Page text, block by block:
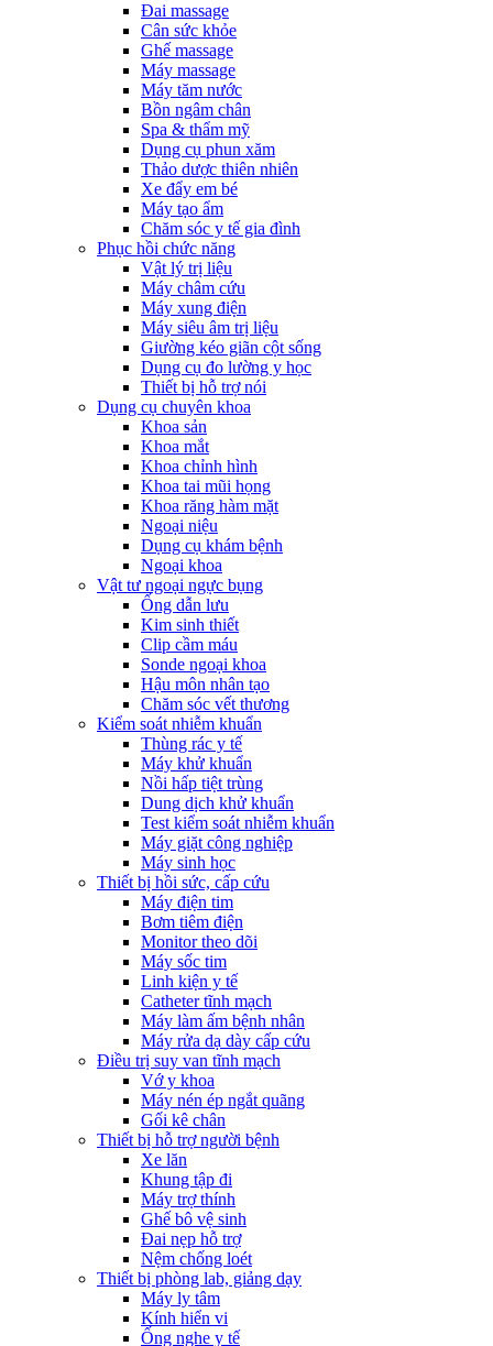
Đai massage
Cân sức khỏe
Ghế massage
Máy massage
Máy tăm nước
Bồn ngâm chân
Spa & thẩm mỹ
Dụng cụ phun xăm
Thảo dược thiên nhiên
Xe đẩy em bé
Máy tạo ẩm
Chăm sóc y tế gia đình
Phục hồi chức năng
Vật lý trị liệu
Máy châm cứu
Máy xung điện
Máy siêu âm trị liệu
Giường kéo giãn cột sống
Dụng cụ đo lường y học
Thiết bị hỗ trợ nói
Dụng cụ chuyên khoa
Khoa sản
Khoa mắt
Khoa chỉnh hình
Khoa tai mũi họng
Khoa răng hàm mặt
Ngoại niệu
Dụng cụ khám bệnh
Ngoại khoa
Vật tư ngoại ngực bụng
Ống dẫn lưu
Kim sinh thiết
Clip cầm máu
Sonde ngoại khoa
Hậu môn nhân tạo
Chăm sóc vết thương
Kiểm soát nhiễm khuẩn
Thùng rác y tế
Máy khử khuẩn
Nồi hấp tiệt trùng
Dung dịch khử khuẩn
Test kiểm soát nhiễm khuẩn
Máy giặt công nghiệp
Máy sinh học
Thiết bị hồi sức, cấp cứu
Máy điện tim
Bơm tiêm điện
Monitor theo dõi
Máy sốc tim
Linh kiện y tế
Catheter tĩnh mạch
Máy làm ấm bệnh nhân
Máy rửa dạ dày cấp cứu
Điều trị suy van tĩnh mạch
Vớ y khoa
Máy nén ép ngắt quãng
Gối kê chân
Thiết bị hỗ trợ người bệnh
Xe lăn
Khung tập đi
Máy trợ thính
Ghế bô vệ sinh
Đai nẹp hỗ trợ
Nệm chống loét
Thiết bị phòng lab, giảng dạy
Máy ly tâm
Kính hiển vi
Ống nghe y tế